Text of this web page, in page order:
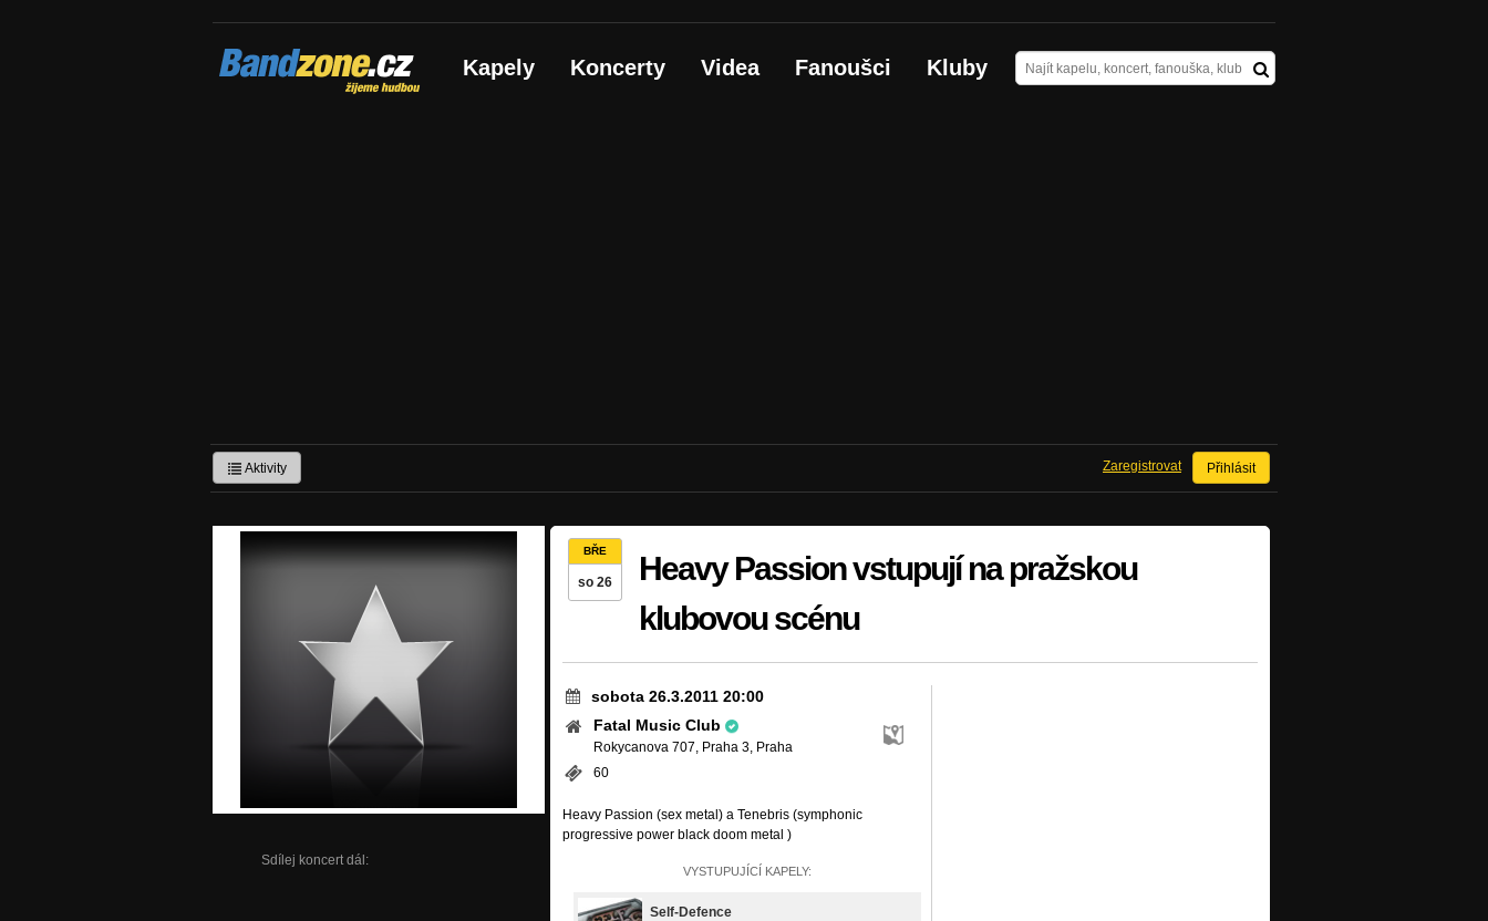
Bandzone.cz
žijeme hudbou Kapely Koncerty Videa Fanoušci Kluby
Aktivity Přihlásit
Zaregistrovat
Sdílej koncert dál:
BŘE
so 26
Heavy Passion vstupují na pražskou
klubovou scénu
sobota 26.3.2011 20:00
Fatal Music Club
Rokycanova 707, Praha 3, Praha
60
Heavy Passion (sex metal) a Tenebris (symphonic
progressive power black doom metal )
VYSTUPUJÍCÍ KAPELY:
Self-Defence